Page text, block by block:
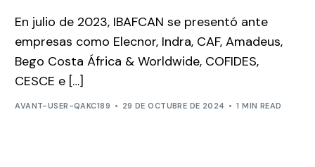
En julio de 2023, IBAFCAN se presentó ante
empresas como Elecnor, Indra, CAF, Amadeus,
Bego Costa África & Worldwide, COFIDES,
CESCE e […]
AVANT-USER-QAKC189 29 DE OCTUBRE DE 2024 1 MIN READ